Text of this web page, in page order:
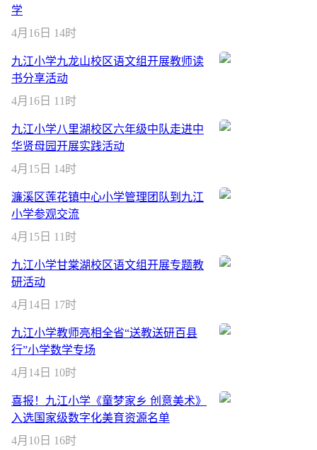
学
4月16日 14时
九江小学九龙山校区语文组开展教师读
书分享活动
4月16日 11时
九江小学八里湖校区六年级中队走进中
华贤母园开展实践活动
4月15日 14时
濂溪区莲花镇中心小学管理团队到九江
小学参观交流
4月15日 11时
九江小学甘棠湖校区语文组开展专题教
研活动
4月14日 17时
九江小学教师亮相全省“送教送研百县
行”小学数学专场
4月14日 10时
喜报！九江小学《童梦家乡 创意美术》
入选国家级数字化美育资源名单
4月10日 16时